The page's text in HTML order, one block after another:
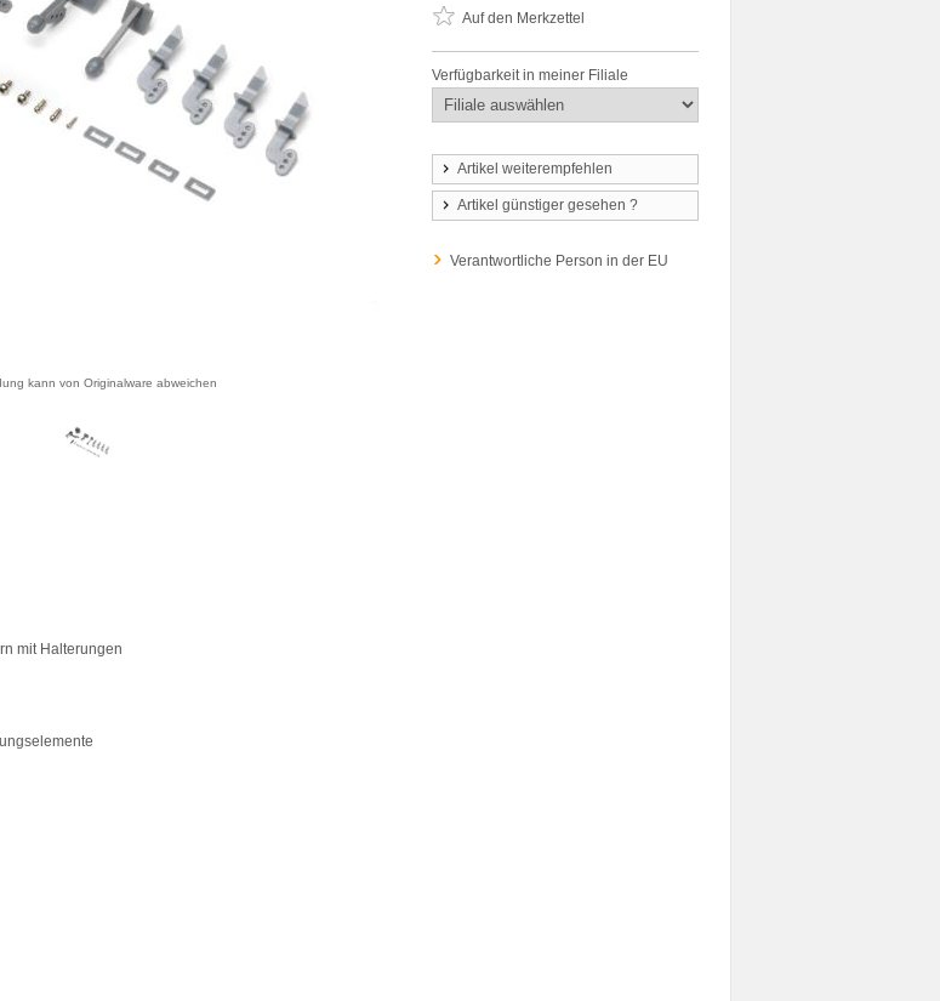
kann von Originalware abweichen
mit Halterungen
Auf den Merkzettel
Verfügbarkeit in meiner Filiale
Artikel weiterempfehlen
Artikel günstiger gesehen ?
Verantwortliche Person in der EU